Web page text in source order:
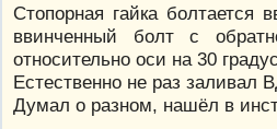
Стопорная гайка болтается
ввинченный болт с
относительно оси на 30
Естественно не раз заливал
Думал о разном, нашёл в